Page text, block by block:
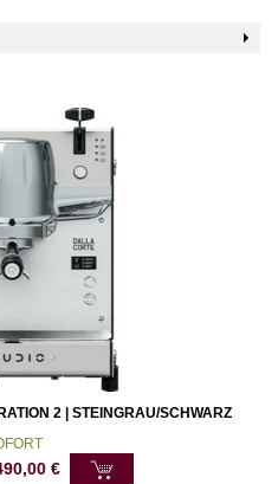
2 | STEINGRAU/SCHWARZ
€